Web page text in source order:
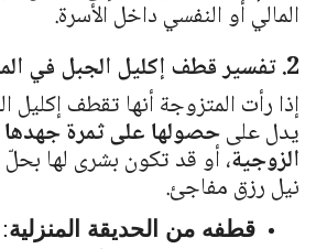
المالي أو النفسي داخل الأسرة.
2. تفسير قطف إكليل الجبل في المنام للمتزوجة
إذا رأت المتزوجة أنها تقطف إكليل
يدل علىحصولها على ثمرة جهدها
الزوجية، أو قد تكون بشرى لها
نيل رزق مفاجئ.
قطفه من الحديقة المنزلية